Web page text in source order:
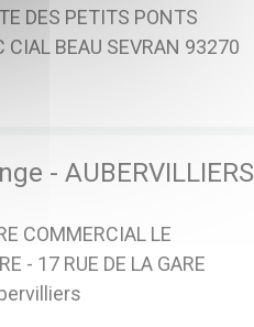
DES PETITS PONTS
CIAL BEAU SEVRAN 93270
- AUBERVILLIERS
COMMERCIAL LE
- 17 RUE DE LA GARE